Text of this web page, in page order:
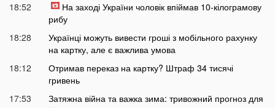
18:52
На заході України чоловік впіймав 10-кілограмову
рибу
18:28
Українці можуть вивести гроші з мобільного рахунку
на картку, але є важлива умова
18:12
Отримав переказ на картку? Штраф 34 тисячі
гривень
17:53
Затяжна війна та важка зима: тривожний прогноз для